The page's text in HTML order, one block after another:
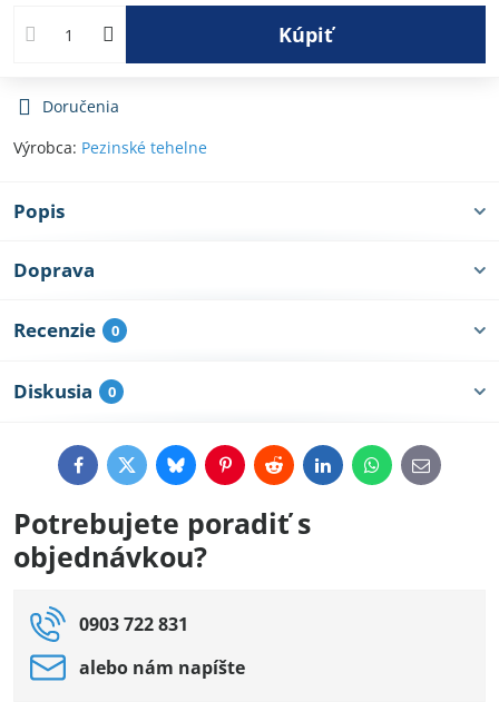
Kúpiť
Doručenia
Výrobca: Pezinské tehelne
Popis
Doprava
Recenzie 0
Diskusia 0
FacebookTwitterBlueskyPinterestRedditLinkedInWhatsApp
E-
mail
Potrebujete poradiť s
objednávkou?
0903 722 831
alebo nám napíšte